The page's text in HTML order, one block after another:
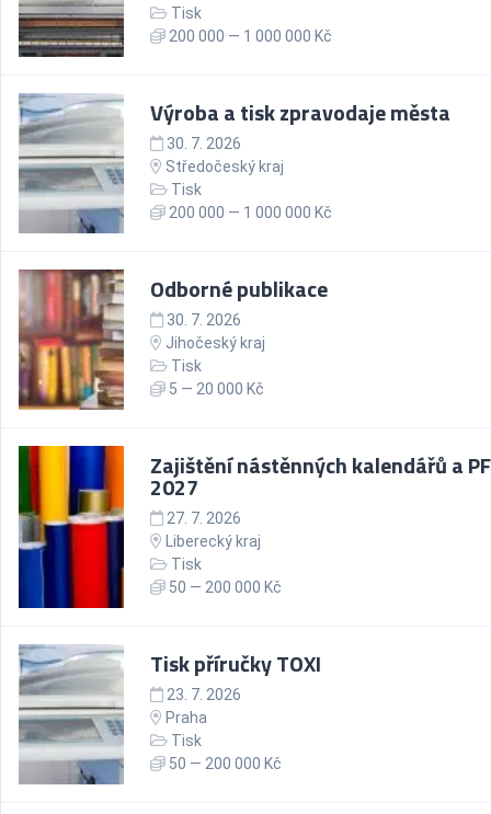
Tisk
200 000 — 1 000 000 Kč
Výroba a tisk zpravodaje města
30. 7. 2026
Středočeský kraj
Tisk
200 000 — 1 000 000 Kč
Odborné publikace
30. 7. 2026
Jihočeský kraj
Tisk
5 — 20 000 Kč
Zajištění nástěnných kalendářů a
2027
27. 7. 2026
Liberecký kraj
Tisk
50 — 200 000 Kč
Tisk příručky TOXI
23. 7. 2026
Praha
Tisk
50 — 200 000 Kč